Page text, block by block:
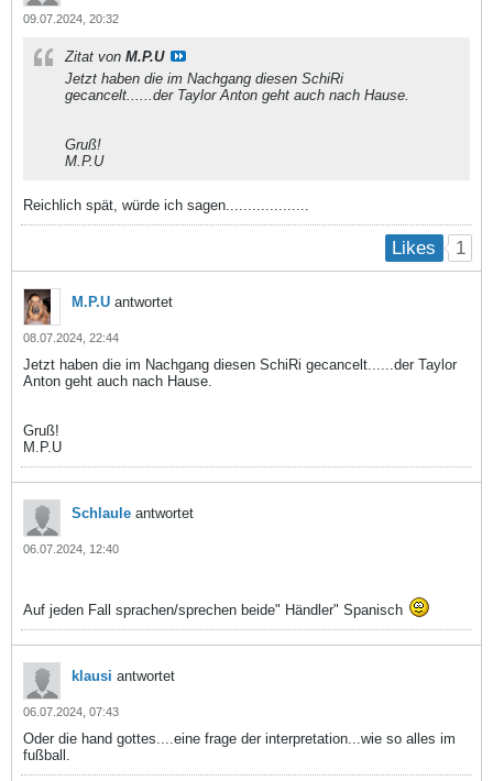
09.07.2024, 20:32
Zitat von M.P.U
Jetzt haben die im Nachgang diesen SchiRi
gecancelt......der Taylor Anton geht auch nach Hause.
Gruß!
M.P.U
Reichlich spät, würde ich sagen...................
Likes 1
M.P.U antwortet
08.07.2024, 22:44
Jetzt haben die im Nachgang diesen SchiRi gecancelt......der Taylor
Anton geht auch nach Hause.
Gruß!
M.P.U
Schlaule antwortet
06.07.2024, 12:40
Auf jeden Fall sprachen/sprechen beide" Händler" Spanisch
klausi antwortet
06.07.2024, 07:43
Oder die hand gottes....eine frage der interpretation...wie so alles im
fußball.